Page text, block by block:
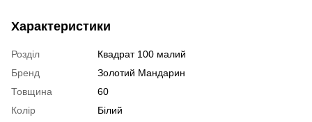
Характеристики
Розділ
Квадрат 100 малий
Бренд
Золотий Мандарин
Товщина
60
Колір
Білий